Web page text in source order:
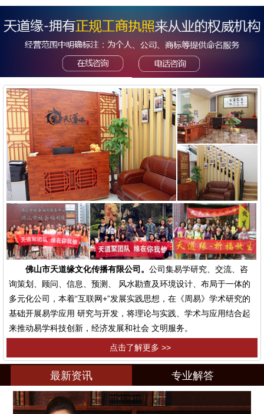
佛山市天道缘文化传播有限公司。 公司集易学研究、交流、咨
询策划、顾问、信息、预测、 风水勘查及环境设计、布局于一体的
多元化公司，本着“互联网+”发展实践思想，在《周易》学术研究的
基础开展易学应用 研究与开发，将理论与实践、学术与应用结合起
来推动易学科技创新，经济发展和社会 文明服务。
点击了解更多 >>
最新资讯 专业解答